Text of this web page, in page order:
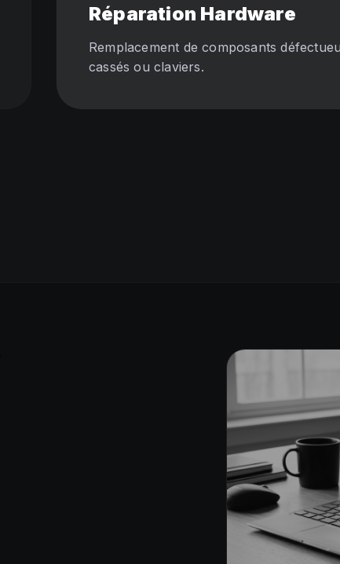
Réparation Hardware
Remplacement de composants
cassés ou claviers.